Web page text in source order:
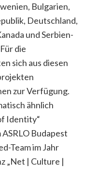
Bulgarien,
Deutschland,
und Serbien-
die
sich aus diesen
zur Verfügung.
ähnlich
Identity“
Budapest
Team im Jahr
„Net | Culture |